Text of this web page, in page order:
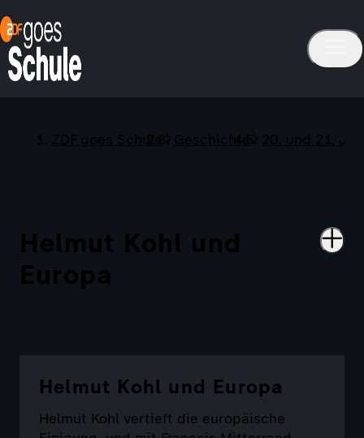
ZDF goes Schule Geschichte 20. und 21.
Helmut Kohl und
Europa
Helmut Kohl und Europa
Helmut Kohl vertieft die europäische